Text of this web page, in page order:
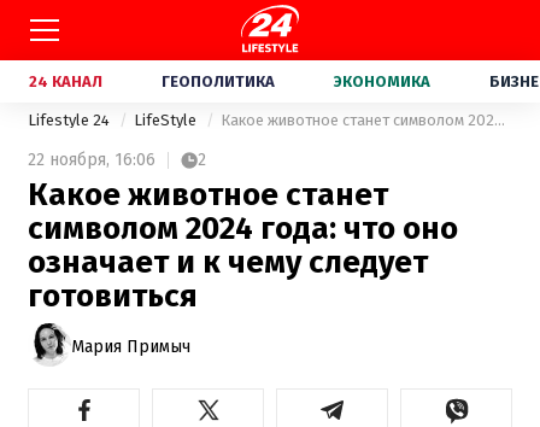
24 КАНАЛ ГЕОПОЛИТИКА ЭКОНОМИКА
Lifestyle 24 LifeStyle Какое животное станет символом 2024 года: что оно означает и к чему следует готовиться
22 ноября, 16:06 2
Какое животное станет
символом 2024 года: что оно
означает и к чему следует
готовиться
Мария Примыч